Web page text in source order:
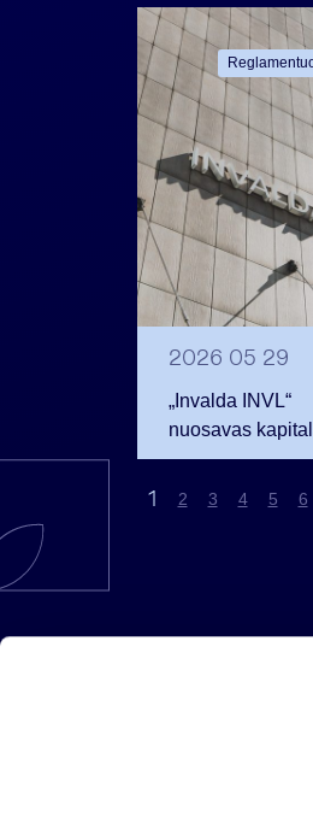
akcininkais
2026 05 29
„Invalda INVL“
nuosavas
pirmojo ketvirčio
1 2 3 4 5 6